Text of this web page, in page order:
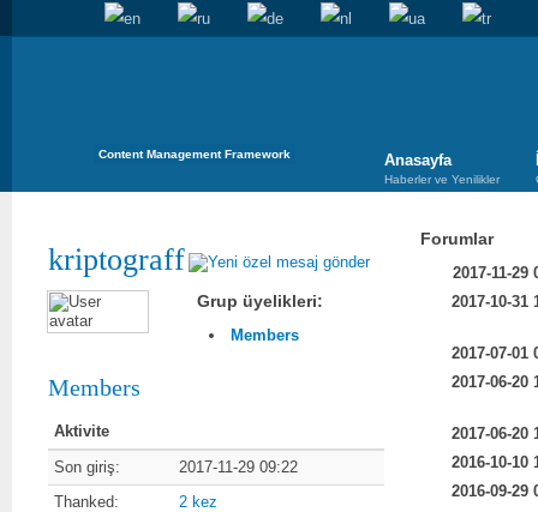
Content Management Framework Anasayfa
Haberler ve Yenilikler
kriptograff
Grup üyelikleri:
Members
Members
Aktivite
Son giriş:
2017-11-29 09:22
Thanked:
2 kez
Forumlar
2017-11-29
2017-10-31
2017-07-01
2017-06-20
2017-06-20
2016-10-10
2016-09-29